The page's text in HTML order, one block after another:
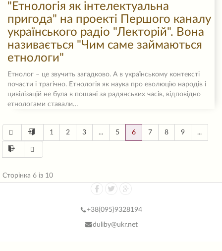
"Етнологія як інтелектуальна
пригода" на проекті Першого каналу
українського радіо "Лекторій". Вона
називається "Чим саме займаються
етнологи"
Етнолог – це звучить загадково. А в українському контексті
почасти і трагічно. Етнологія як наука про еволюцію народів і
цивілізацій не була в пошані за радянських часів, відповідно
етнологами ставали…
1 2 3 ... 5 6 7 8 9 ...
Сторінка 6 із 10
+38(095)9328194
duliby@ukr.net